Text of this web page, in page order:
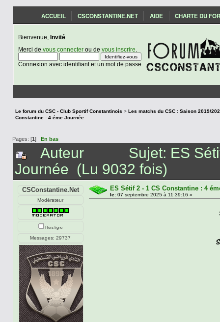
ACCUEIL CSCONSTANTINE.NET AIDE CHARTE DU
Bienvenue, Invité
Merci de vous connecterou de vous inscrire
Connexion avec identifiant et un mot de passe
Le forum du CSC - Club Sportif Constantinois >
Constantine : 4 éme Journée
Pages: [1] En bas
Auteur
Sujet: ES
Journée (Lu 9032 fois)
CSConstantine.Net
Modérateur
Hors ligne
Messages: 29737
ES Sétif 2 - 1 CS Constantine : 4
le: 07 septembre 2025 à 11:39:16 »